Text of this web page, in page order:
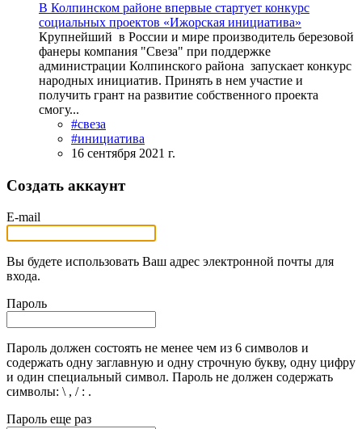
В Колпинском районе впервые стартует конкурс
социальных проектов «Ижорская инициатива»
Крупнейший в России и мире производитель березовой
фанеры компания "Свеза" при поддержке
администрации Колпинского района запускает конкурс
народных инициатив. Принять в нем участие и
получить грант на развитие собственного проекта
смогу...
#свеза
#инициатива
16 сентября 2021 г.
Создать аккаунт
E-mail
Вы будете использовать Ваш адрес электронной почты для
входа.
Пароль
Пароль должен состоять не менее чем из 6 символов и
содержать одну заглавную и одну строчную букву, одну цифру
и один специальный символ. Пароль не должен содержать
символы: \ , / : .
Пароль еще раз